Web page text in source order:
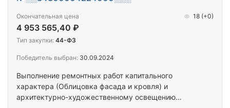
Выполнение ремонтных работ капитального
характера (Облицовка фасада и кровля) и
архитектурно-художественному освещению
Окончательная цена
4 953 565,40 ₽
18 (+0)
Тип закупки: 44-ФЗ
Победитель выбран: 30.09.2024